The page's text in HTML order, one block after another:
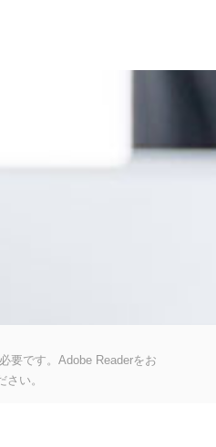
要です。Adobe Readerをお
い。